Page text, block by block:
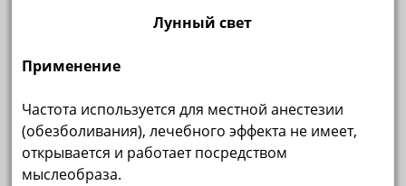
Лунный свет
Применение
Частота используется для местной анестезии
(обезболивания), лечебного эффекта не имеет,
открывается и работает посредством
мыслеобраза.